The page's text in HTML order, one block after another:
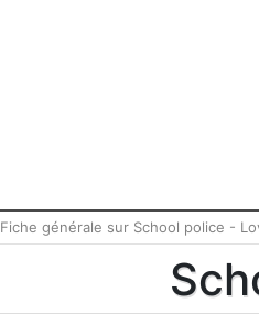
Fiche générale sur School police -